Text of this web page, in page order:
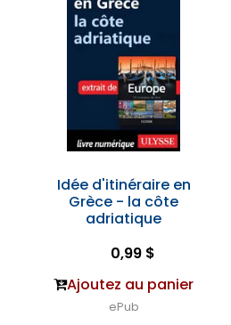
Idée d'itinéraire en
Grèce - la côte
adriatique
0,99 $
Ajoutez au panier
ePub